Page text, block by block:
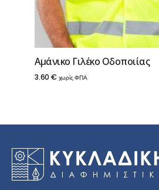
Αμάνικο Γιλέκο Οδοποιίας
3.60 € χωρίς ΦΠΑ